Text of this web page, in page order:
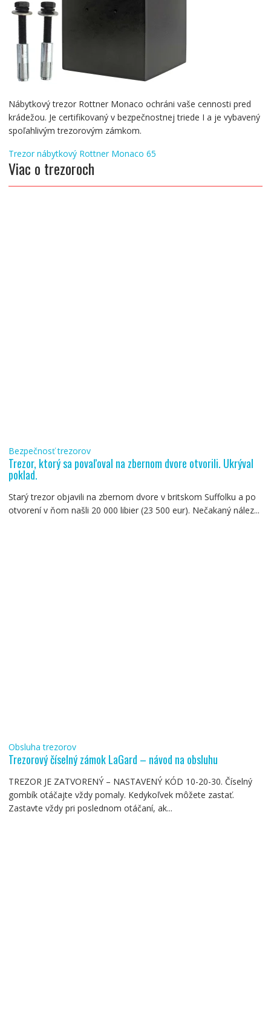
Nábytkový trezor Rottner Monaco ochráni vaše cennosti pred
krádežou. Je certifikovaný v bezpečnostnej triede I a je vybavený
spoľahlivým trezorovým zámkom.
Navigácia
v
článku
Trezor nábytkový Rottner Monaco 65
Viac o trezoroch
Bezpečnosť trezorov
Trezor, ktorý sa povaľoval na zbernom dvore otvorili. Ukrýval
poklad.
Starý trezor objavili na zbernom dvore v britskom Suffolku a po
otvorení v ňom našli 20 000 libier (23 500 eur). Nečakaný nález...
Obsluha trezorov
Trezorový číselný zámok LaGard – návod na obsluhu
TREZOR JE ZATVORENÝ – NASTAVENÝ KÓD 10-20-30. Číselný
gombík otáčajte vždy pomaly. Kedykoľvek môžete zastať.
Zastavte vždy pri poslednom otáčaní, ak...